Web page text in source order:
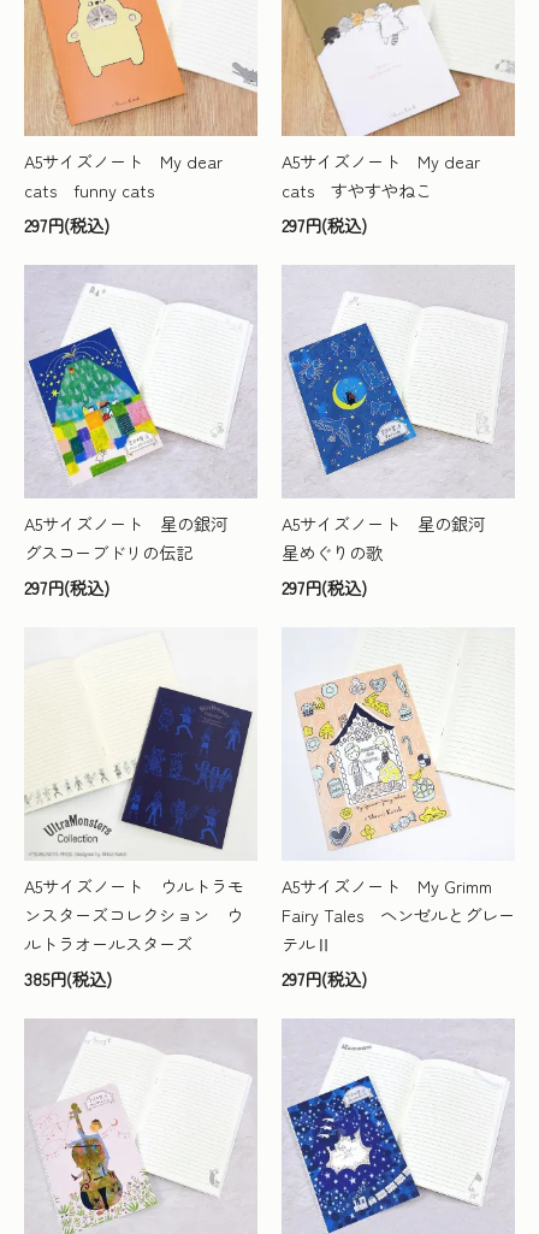
A5サイズノート My dear
cats funny cats
297円(税込)
A5サイズノート My dear
cats すやすやねこ
297円(税込)
A5サイズノート 星の銀河
グスコーブドリの伝記
297円(税込)
A5サイズノート 星の銀河
星めぐりの歌
297円(税込)
A5サイズノート ウルトラモ
ンスターズコレクション ウ
ルトラオールスターズ
385円(税込)
A5サイズノート My Grimm
Fairy Tales ヘンゼルとグレー
テルⅡ
297円(税込)